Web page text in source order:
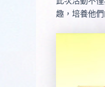
趣，培養他